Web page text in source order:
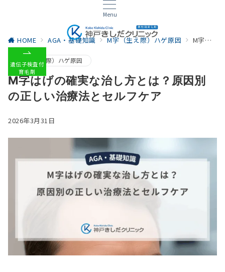
Menu
遺伝子検査付
育毛剤
HOME AGA・基礎知識 M字（生え際）ハゲ原因 M字はげの確実な治し方とは？原因別の正しい治療法とセルフケア
M字（生え際）ハゲ原因
M字はげの確実な治し方とは？原因別
の正しい治療法とセルフケア
2026年3月31日